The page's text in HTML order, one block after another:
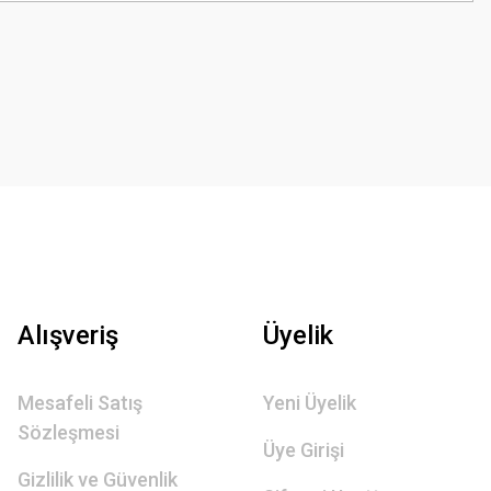
Alışveriş
Mesafeli Satış
Sözleşmesi
Gizlilik ve Güvenlik
Üyelik
Yeni Üyelik
Üye Girişi